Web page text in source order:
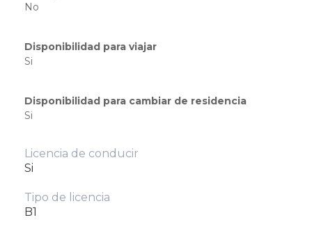
No
Disponibilidad para viajar
Si
Disponibilidad para cambiar de residencia
Si
Licencia de conducir
Si
Tipo de licencia
B1